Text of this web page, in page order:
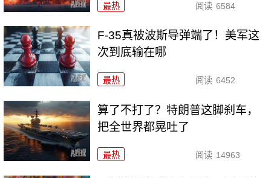
最热 阅读 6584
F-35真被波斯导弹端了！美军这
次到底输在哪
最热 阅读 6452
算了不打了？特朗普这脚刹车，
把全世界都晃吐了
最热 阅读 14963